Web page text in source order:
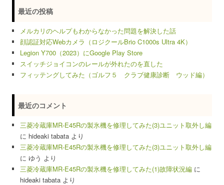
最近の投稿
メルカリのヘルプもわからなかった問題を解決した話
顔認証対応Webカメラ（ロジクールBrio C1000s Ultra 4K）
Legion Y700（2023）にGoogle Play Store
スイッチジョイコンのレールが外れたのを直した
フィッテングしてみた（ゴルフ５ クラブ健康診断 ウッド編）
最近のコメント
三菱冷蔵庫MR-E45Rの製氷機を修理してみた(3)ユニット取外し編
に hideaki tabata より
三菱冷蔵庫MR-E45Rの製氷機を修理してみた(3)ユニット取外し編
に ゆう より
三菱冷蔵庫MR-E45Rの製氷機を修理してみた(1)故障状況編 に
hideaki tabata より